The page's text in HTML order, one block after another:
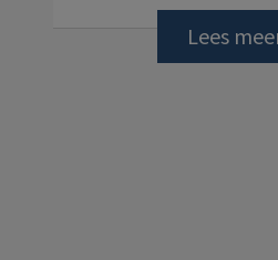
Lees